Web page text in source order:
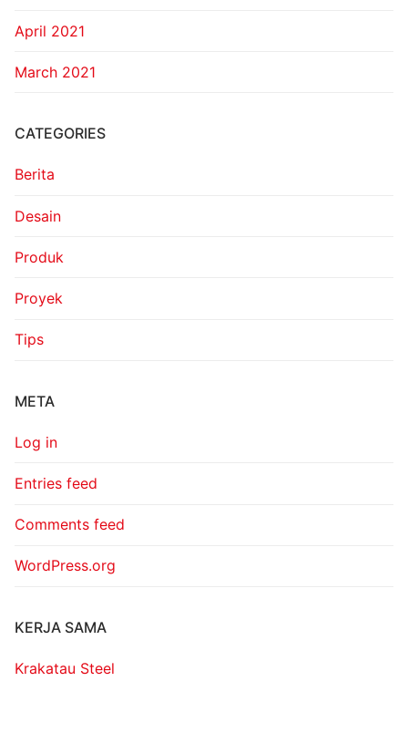
April 2021
March 2021
CATEGORIES
Berita
Desain
Produk
Proyek
Tips
META
Log in
Entries feed
Comments feed
WordPress.org
KERJA SAMA
Krakatau Steel